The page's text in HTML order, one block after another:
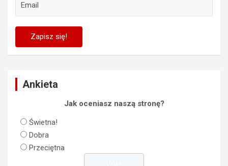
Ankieta
Jak oceniasz naszą stronę?
Świetna!
Dobra
Przeciętna